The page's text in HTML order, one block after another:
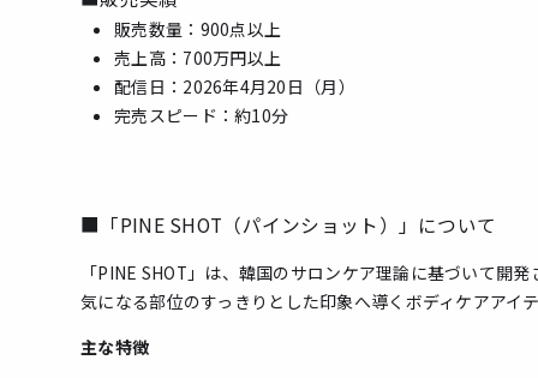
販売数量：900点以上
売上高：700万円以上
配信日：2026年4月20日（月）
完売スピード：約10分
■「PINE SHOT（パインショット）」について
「PINE SHOT」は、韓国のサロンケア理論に基づいて開
気になる部位のすっきりとした印象へ導くボディケアアイ
主な特徴